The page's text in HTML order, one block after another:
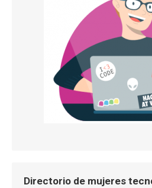
Directorio de mujeres